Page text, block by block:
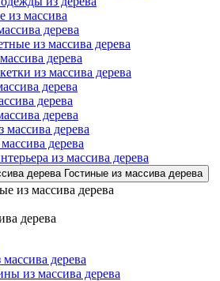
массива
дерева
из массива дерева
дерева
из массива дерева
дерева
дерева
дерева
массива дерева
дерева
из массива дерева
Гостиные из массива дерева
дерева
дерева
из массива дерева